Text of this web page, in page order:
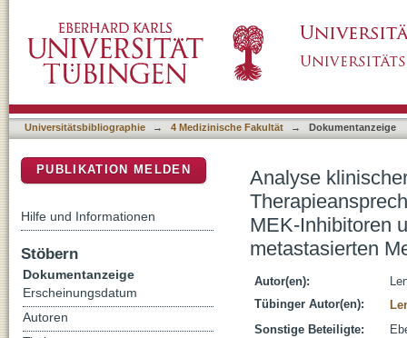
zielgerichtete Therapie mit BRAF- und
metastasierten Melanom
Universitätsbibliographie → 4 Medizinische Fakultät → Dokumentanzeige
Analyse
MEK-Inhibitoren
metastasierten
Autor(en):
Tübinger Autor(en):
Sonstige Beteiligte:
PUBLIKATION MELDEN
Hilfe und Informationen
Stöbern
Dokumentanzeige
Erscheinungsdatum
Autoren